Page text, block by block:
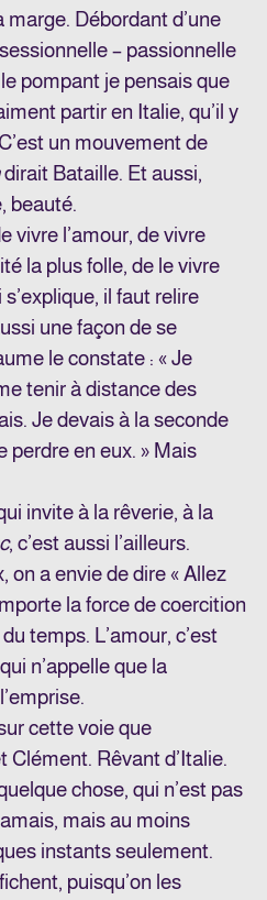
marge. Débordant d’une
– passionnelle
pompant je pensais que
partir en Italie, qu’il y
un mouvement de
dirait Bataille. Et aussi,
beauté.
vivre l’amour, de vivre
la plus folle, de le vivre
il faut relire
une façon de se
le constate : « Je
tenir à distance des
Je devais à la seconde
perdre en eux. » Mais
invite à la rêverie, à la
, c’est aussi l’ailleurs.
on a envie de dire « Allez
la force de coercition
temps. L’amour, c’est
n’appelle que la
cette voie que
Clément. Rêvant d’Italie.
chose, qui n’est pas
mais au moins
instants seulement.
puisqu’on les